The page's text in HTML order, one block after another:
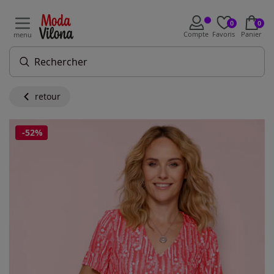
menu Compte
0
Favoris
0
Panier
retour
-52%